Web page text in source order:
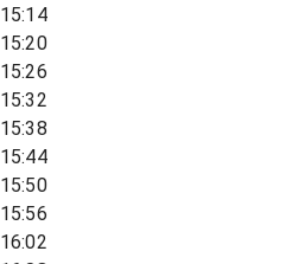
15:14
15:20
15:26
15:32
15:38
15:44
15:50
15:56
16:02